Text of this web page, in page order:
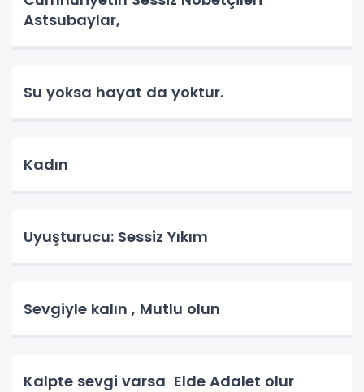
Astsubaylar,
Su yoksa hayat da yoktur.
Kadın
Uyuşturucu: Sessiz Yıkım
Sevgiyle kalın , Mutlu olun
Kalpte sevgi varsa Elde Adalet olur